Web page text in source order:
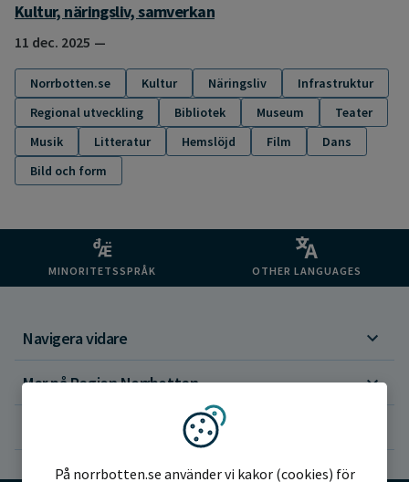
Kultur, näringsliv, samverkan
11 dec. 2025
Norrbotten.se Kultur Näringsliv
Infrastruktur
Regional utveckling
Bibliotek Museum
Teater
Musik
Litteratur Hemslöjd Film
Dans
Bild och form
MINORITETSSPRÅK OTHER LANGUAGES
Navigera vidare
Mer på Region Norrbotten
Vi använder kakor
På norrbotten.se använder vi kakor (cookies) för